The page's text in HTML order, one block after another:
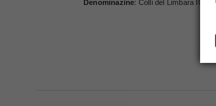
Denominazine: Colli del Limbara IGT